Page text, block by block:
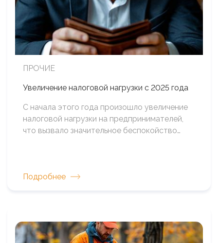
ПРОЧИЕ
Увеличение налоговой нагрузки с 2025 года
С начала этого года произошло увеличение
налоговой нагрузки на предпринимателей,
что вызвало значительное беспокойство…
Подробнее